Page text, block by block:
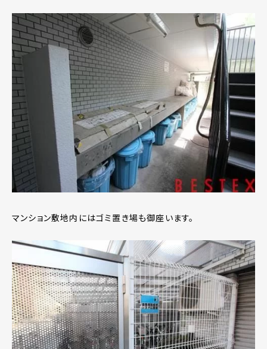
マンション敷地内にはゴミ置き場も御座います。